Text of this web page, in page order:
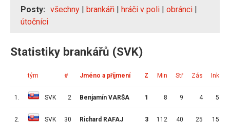
Posty: všechny | brankáři | hráči v poli | obránci |
útočníci
Statistiky brankářů (SVK)
tým # Jméno a příjmení Z Min Stř Zás Ink
1. SVK 2 Benjamín VARŠA 1 8 9 4 5
2. SVK 30 Richard RAFAJ 3 112 40 25 15